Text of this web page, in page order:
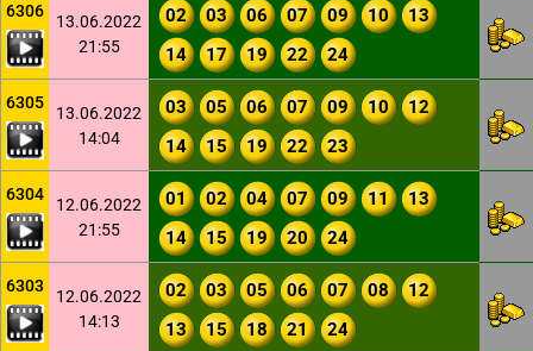
6306
13.06.2022
21:55
02 03 06 07 09 10
13
14
17 19 22 24
6305
13.06.2022
14:04
03 05 06 07 09 10
12
14
15 19 22 23
6304
12.06.2022
21:55
01 02 04 07 09 11
13
14
15 19 20 24
6303
12.06.2022
14:13
02 03 05 06 07 08
12
13
15 18 21 24